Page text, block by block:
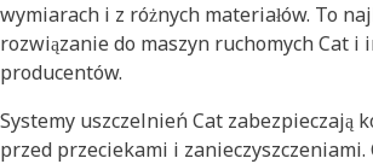
wymiarach i z różnych materiałów. To
rozwiązanie do maszyn ruchomych Cat i
producentów.
Systemy uszczelnień Cat zabezpieczają
przed przeciekami i zanieczyszczeniami.